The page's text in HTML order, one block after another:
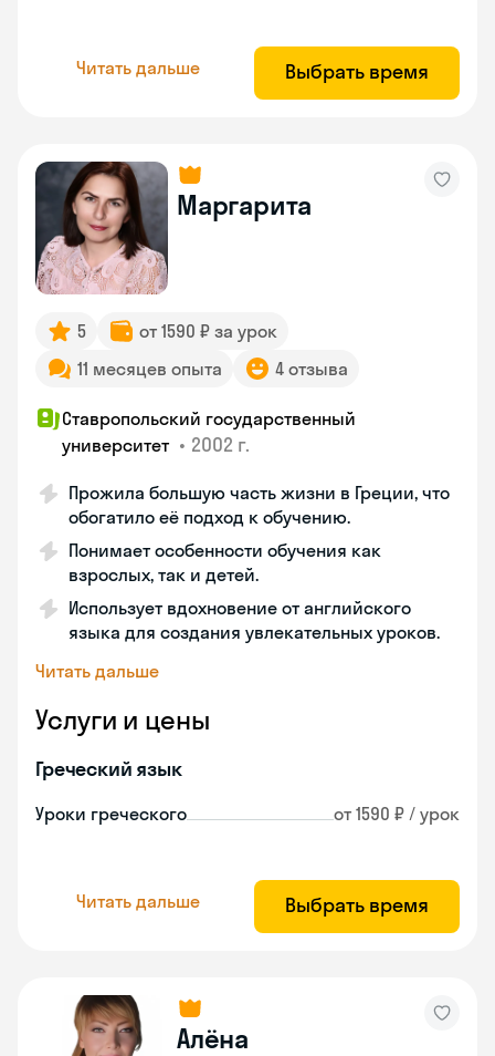
Читать дальше Выбрать время
Маргарита
5
от 1590 ₽ за урок
11 месяцев опыта
4 отзыва
Ставропольский государственный
университет • 2002 г.
Прожила большую часть жизни в Греции, что
обогатило её подход к обучению.
Понимает особенности обучения как
взрослых, так и детей.
Использует вдохновение от английского
языка для создания увлекательных уроков.
Читать дальше
Услуги и цены
Греческий язык
Уроки греческого от 1590 ₽ / урок
Читать дальше Выбрать время
Алёна